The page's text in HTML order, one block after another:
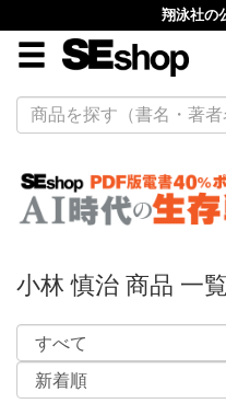
翔泳社の
小林 慎治 商品 一覧